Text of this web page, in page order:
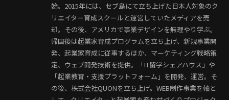
始。2015年には、セブ島にて立ち上げた日本人対象のク
リエイター育成スクールと運営していたメディアを売
却。その後、アメリカで事業デザインを無理やり学ぶ。
帰国後は起業家育成プログラムを立ち上げ、新規事業開
発、起業家育成に従事するほか、マーケティング戦略策
定、ウェブ開発技術を提供。「IT留学シェアハウス」や
「起業教育・支援プラットフォーム」を開発、運営。そ
の後、株式会社QUONを立ち上げ。WEB制作事業を軸と